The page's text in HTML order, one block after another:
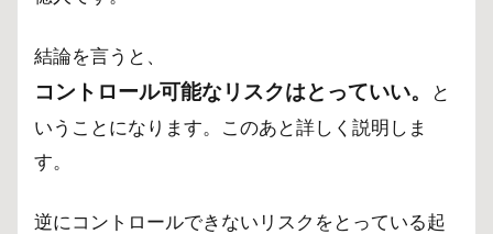
結論を言うと、
コントロール可能なリスクはとっていい。
と
いうことになります。このあと詳しく説明しま
す。
逆にコントロールできないリスクをとっている起